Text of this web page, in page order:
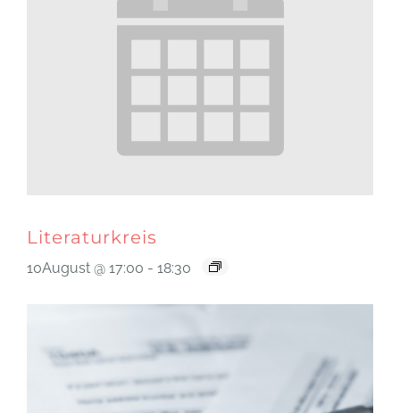
Literaturkreis
10August @ 17:00 - 18:30